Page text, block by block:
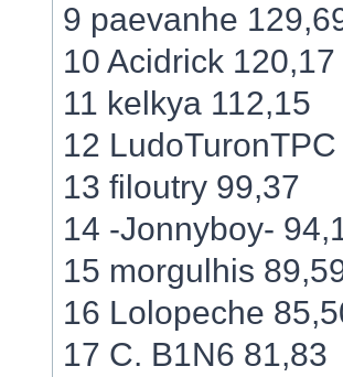
9 paevanhe
10 Acidrick 120,17
11 kelkya 112,15
12
13 filoutry 99,37
14 -Jonnyboy-
15 morgulhis
16 Lolopeche
17 C. B1N6 81,83